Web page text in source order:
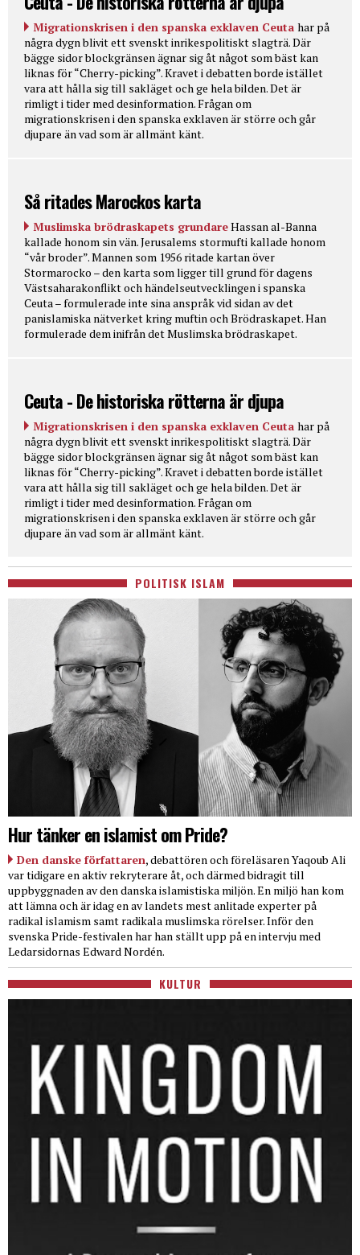
Migrationskrisen i den spanska exklaven Ceuta har på
några dygn blivit ett svenskt inrikespolitiskt slagträ. Där
bägge sidor blockgränsen ägnar sig åt något som bäst kan
liknas för “Cherry-picking”. Kravet i debatten borde istället
vara att hålla sig till sakläget och ge hela bilden. Det är
rimligt i tider med desinformation. Frågan om
migrationskrisen i den spanska exklaven är större och går
djupare än vad som är allmänt känt.
Så ritades Marockos karta
Muslimska brödraskapets grundareHassan al-Banna
kallade honom sin vän. Jerusalems stormufti kallade honom
“vår broder”. Mannen som 1956 ritade kartan över
Stormarocko – den karta som ligger till grund för dagens
Västsaharakonflikt och händelseutvecklingen i spanska
Ceuta – formulerade inte sina anspråk vid sidan av det
panislamiska nätverket kring muftin och Brödraskapet. Han
formulerade dem inifrån det Muslimska brödraskapet.
Ceuta - De historiska rötterna är djupa
Migrationskrisen i den spanska exklaven Ceuta har på
några dygn blivit ett svenskt inrikespolitiskt slagträ. Där
bägge sidor blockgränsen ägnar sig åt något som bäst kan
liknas för “Cherry-picking”. Kravet i debatten borde istället
vara att hålla sig till sakläget och ge hela bilden. Det är
rimligt i tider med desinformation. Frågan om
migrationskrisen i den spanska exklaven är större och går
djupare än vad som är allmänt känt.
POLITISK ISLAM
Hur tänker en islamist om Pride?
Den danske författaren, debattören och föreläsaren Yaqoub Ali
var tidigare en aktiv rekryterare åt, och därmed bidragit till
uppbyggnaden av den danska islamistiska miljön. En miljö han kom
att lämna och är idag en av landets mest anlitade experter på
radikal islamism samt radikala muslimska rörelser. Inför den
svenska Pride-festivalen har han ställt upp på en intervju med
Ledarsidornas Edward Nordén.
KULTUR